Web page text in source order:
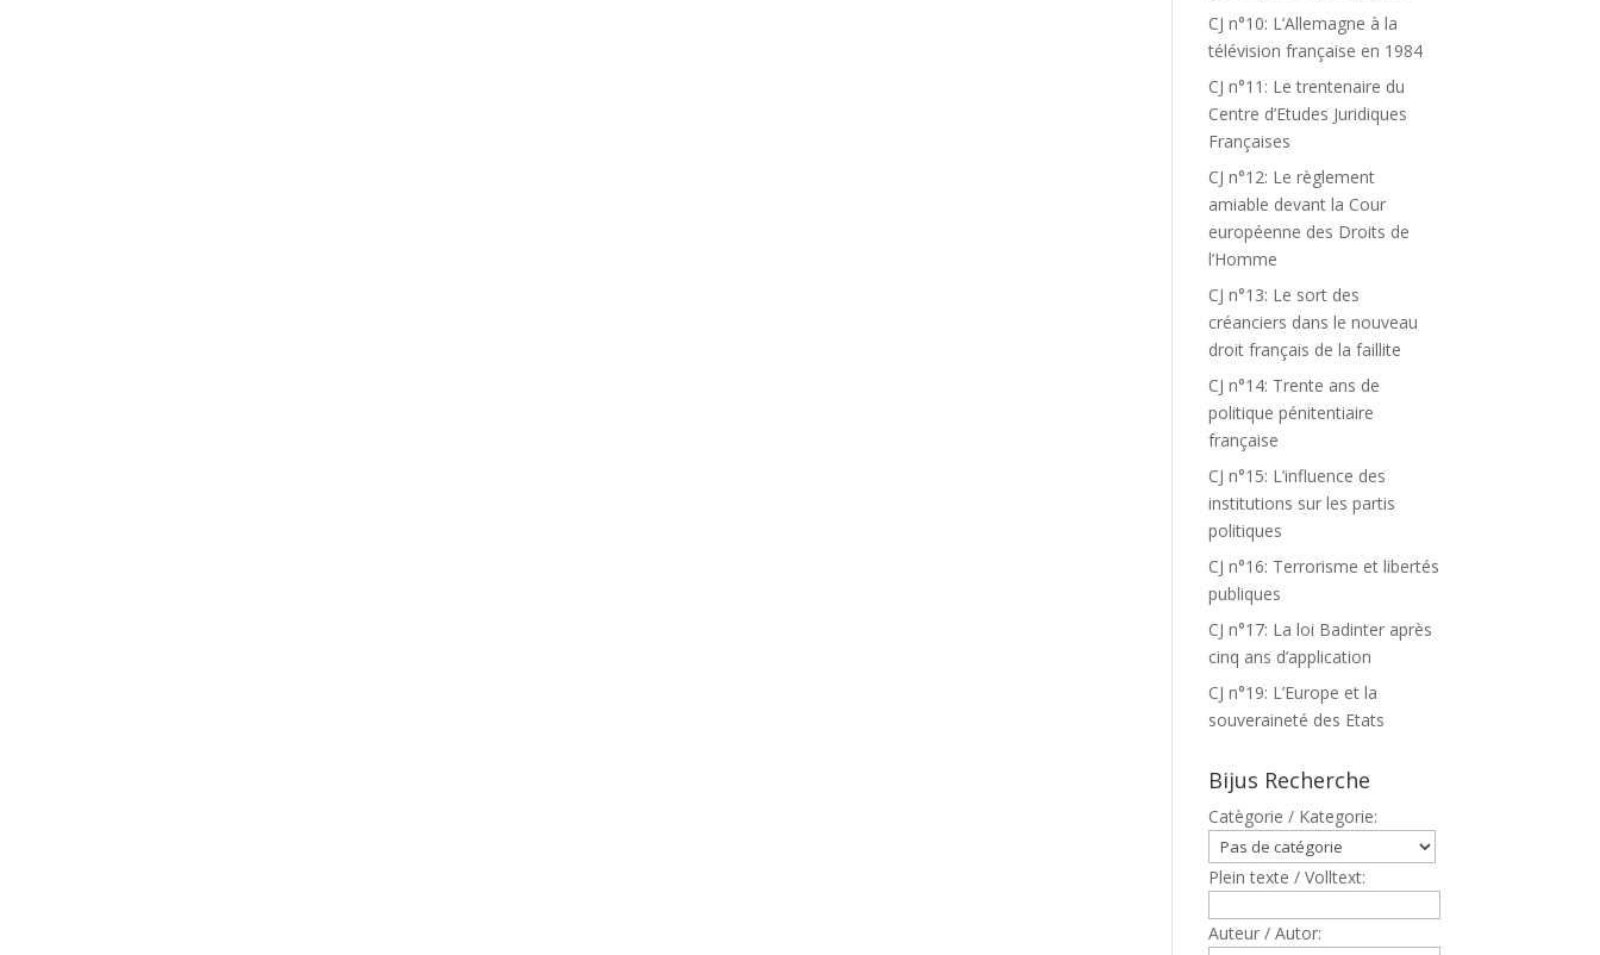
CJ n°10: L’Allemagne à la
télévision française en 1984
CJ n°11: Le trentenaire du
Centre d’Etudes Juridiques
Françaises
CJ n°12: Le règlement
amiable devant la Cour
européenne des Droits de
l’Homme
CJ n°13: Le sort des
créanciers dans le nouveau
droit français de la faillite
CJ n°14: Trente ans de
politique pénitentiaire
française
CJ n°15: L’influence des
institutions sur les partis
politiques
CJ n°16: Terrorisme et libertés
publiques
CJ n°17: La loi Badinter après
cinq ans d’application
CJ n°19: L’Europe et la
souveraineté des Etats
Bijus Recherche
Catègorie / Kategorie:
Plein texte / Volltext:
Auteur / Autor: